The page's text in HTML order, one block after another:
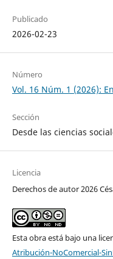
Publicado
2026-02-23
Número
Vol. 16 Núm. 1 (2026):
Sección
Desde las ciencias
Licencia
Derechos de autor 2026
Esta obra está bajo una
Atribución-NoComercial-